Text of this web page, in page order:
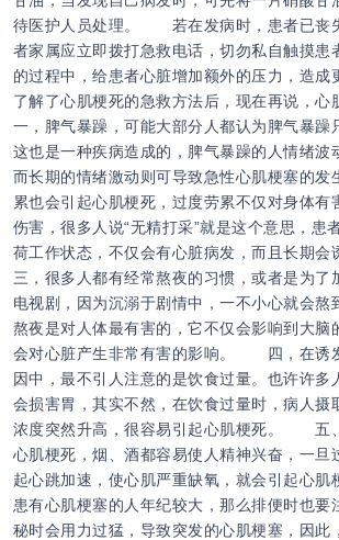
待医护人员处理。 若在发病时，患者已丧
者家属应立即拨打急救电话，切勿私自触摸患
的过程中，给患者心脏增加额外的压力，造
了解了心肌梗死的急救方法后，现在再说，
一，脾气暴躁，可能大部分人都认为脾气暴躁
这也是一种疾病造成的，脾气暴躁的人情绪波
而长期的情绪激动则可导致急性心肌梗塞
累也会引起心肌梗死，过度劳累不仅对身体有
伤害，很多人说“无精打采”就是这个意思，患
荷工作状态，不仅会有心脏病发，而且长期
三，很多人都有经常熬夜的习惯，或者是为了
电视剧，因为沉溺于剧情中，一不小心就会熬
熬夜是对人体最有害的，它不仅会影响到大脑
会对心脏产生非常有害的影响。 四，在诱
因中，最不引人注意的是饮食过量。也许许多
会损害胃，其实不然，在饮食过量时，病人摄
浓度突然升高，很容易引起心肌梗死。 五
心肌梗死，烟、酒都容易使人精神兴奋，一旦
起心跳加速，使心肌严重缺氧，就会引起
患有心肌梗塞的人年纪较大，那么排便时也要
秘时会用力过猛，导致突发的心肌梗塞，因此